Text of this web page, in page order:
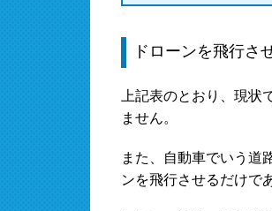
ドローンを飛行さ
上記表のとおり、現
ません。
また、自動車でいう道
ンを飛行させるだけで